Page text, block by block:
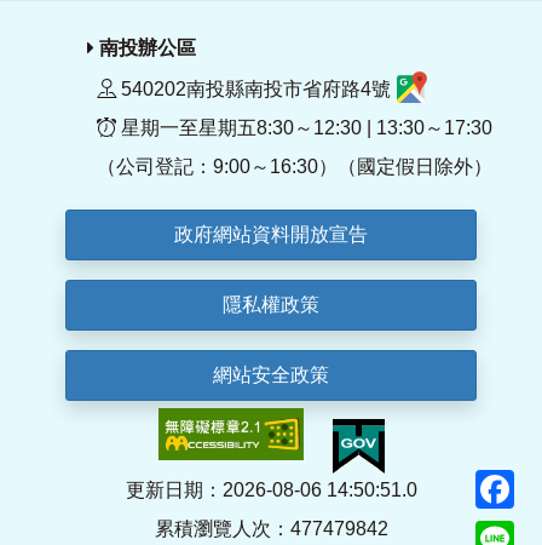
南投辦公區
540202南投縣南投市省府路4號
星期一至星期五8:30～12:30 | 13:30～17:30
（公司登記：9:00～16:30）（國定假日除外）
政府網站資料開放宣告
隱私權政策
網站安全政策
更新日期：2026-08-06 14:50:51.0
累積瀏覽人次：477479842